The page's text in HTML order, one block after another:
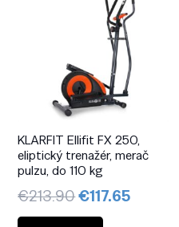
KLARFIT Ellifit FX 250,
eliptický trenažér, merač
pulzu, do 110 kg
€213.90Pôvodná
cena
€117.65